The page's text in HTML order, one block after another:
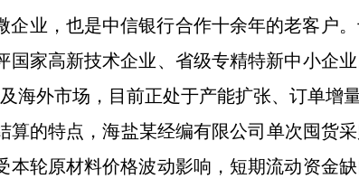
企业，也是中信银行合作十余年的老客户
国家高新技术企业、省级专精特新中小企
海外市场，目前正处于产能扩张、订单增
算的特点，海盐某经编有限公司单次囤货
本轮原材料价格波动影响，短期流动资金